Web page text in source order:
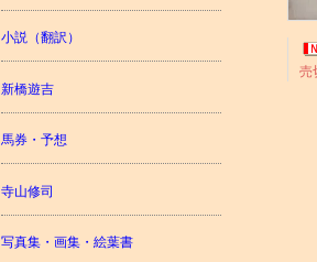
売
小説（翻訳）
新橋遊吉
馬券・予想
寺山修司
写真集・画集・絵葉書